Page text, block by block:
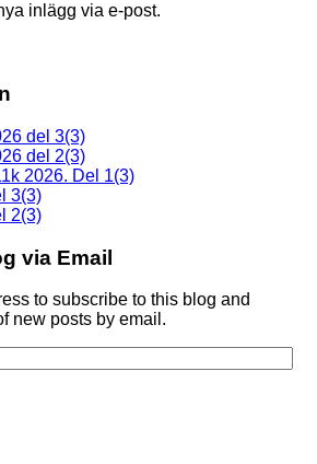
inlägg via e-post.
del 3(3)
del 2(3)
2026. Del 1(3)
3(3)
2(3)
via Email
to subscribe to this blog and
new posts by email.